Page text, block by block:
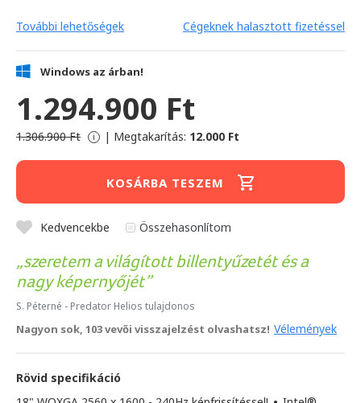
További lehetőségek Cégeknek halasztott fizetéssel
Windows az árban!
1.294.900 Ft
1.306.900 Ft i | Megtakarítás: 12.000 Ft
KOSÁRBA TESZEM
Kedvencekbe Összehasonlítom
szeretem a világított billentyűzetét és a
nagy képernyőjét
S. Péterné - Predator Helios tulajdonos
Nagyon sok, 103 vevői visszajelzést olvashatsz! Vélemények
Rövid specifikáció